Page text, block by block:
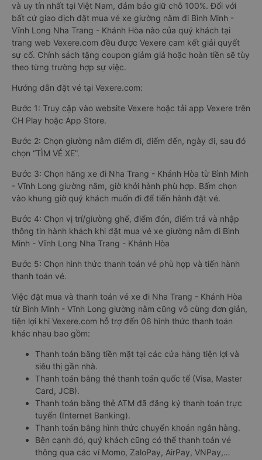
và uy tín nhất tại Việt Nam, đảm bảo giữ chỗ 100%. Đối với
bất cứ giao dịch đặt mua vé xe giường nằm đi Bình Minh -
Vĩnh Long Nha Trang - Khánh Hòa nào của quý khách tại
trang web Vexere.com đều được Vexere cam kết giải quyết
sự cố. Chính sách tặng coupon giảm giá hoặc hoàn tiền sẽ tùy
theo từng trường hợp sự việc.
Hướng dẫn đặt vé tại Vexere.com:
Bước 1: Truy cập vào website Vexere hoặc tải app Vexere trên
CH Play hoặc App Store.
Bước 2: Chọn giường nằm điểm đi, điểm đến, ngày đi, sau đó
chọn “TÌM VÉ XE”.
Bước 3: Chọn hãng xe đi Nha Trang - Khánh Hòa từ Bình Minh
- Vĩnh Long giường nằm, giờ khởi hành phù hợp. Bấm chọn
vào khung giờ quý khách muốn đi để tiến hành đặt vé.
Bước 4: Chọn vị trí/giường ghế, điểm đón, điểm trả và nhập
thông tin hành khách khi đặt mua vé xe giường nằm đi Bình
Minh - Vĩnh Long Nha Trang - Khánh Hòa
Bước 5: Chọn hình thức thanh toán vé phù hợp và tiến hành
thanh toán vé.
Việc đặt mua và thanh toán vé xe đi Nha Trang - Khánh Hòa
từ Bình Minh - Vĩnh Long giường nằm cũng vô cùng đơn giản,
tiện lợi khi Vexere.com hỗ trợ đến 06 hình thức thanh toán
khác nhau bao gồm:
Thanh toán bằng tiền mặt tại các cửa hàng tiện lợi và
siêu thị gần nhà.
Thanh toán bằng thẻ thanh toán quốc tế (Visa, Master
Card, JCB).
Thanh toán bằng thẻ ATM đã đăng ký thanh toán trực
tuyến (Internet Banking).
Thanh toán bằng hình thức chuyển khoản ngân hàng.
Bên cạnh đó, quý khách cũng có thể thanh toán vé
thông qua các ví Momo, ZaloPay, AirPay, VNPay,…